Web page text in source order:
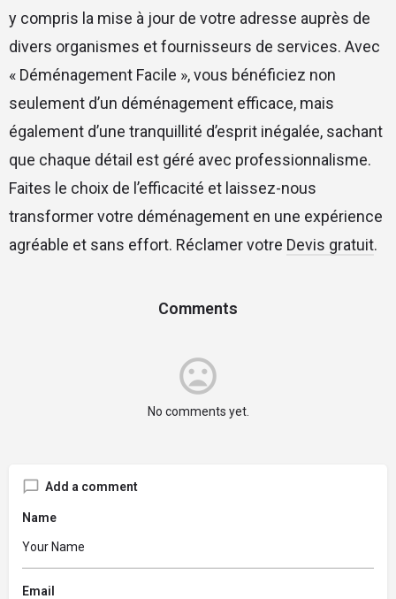
y compris la mise à jour de votre adresse auprès de
divers organismes et fournisseurs de services. Avec
« Déménagement Facile », vous bénéficiez non
seulement d’un déménagement efficace, mais
également d’une tranquillité d’esprit inégalée, sachant
que chaque détail est géré avec professionnalisme.
Faites le choix de l’efficacité et laissez-nous
transformer votre déménagement en une expérience
agréable et sans effort. Réclamer votre Devis gratuit.
Comments
No comments yet.
Add a comment
Name
Email